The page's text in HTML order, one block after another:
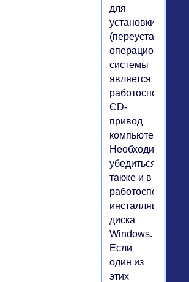
для
установки
(переустановки)
операционной
системы
является
CD-
привод
компьютера.
Необходимо
убедиться
также и в
диска
Windows.
Если
один из
этих